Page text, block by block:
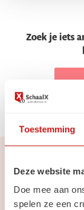
Toestemming
Deze website
Doe mee aan
spelen ze een
Zoek je iets
Blijf op